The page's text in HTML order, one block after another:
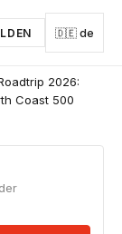
🇩🇪 de
2026:
Coast 500